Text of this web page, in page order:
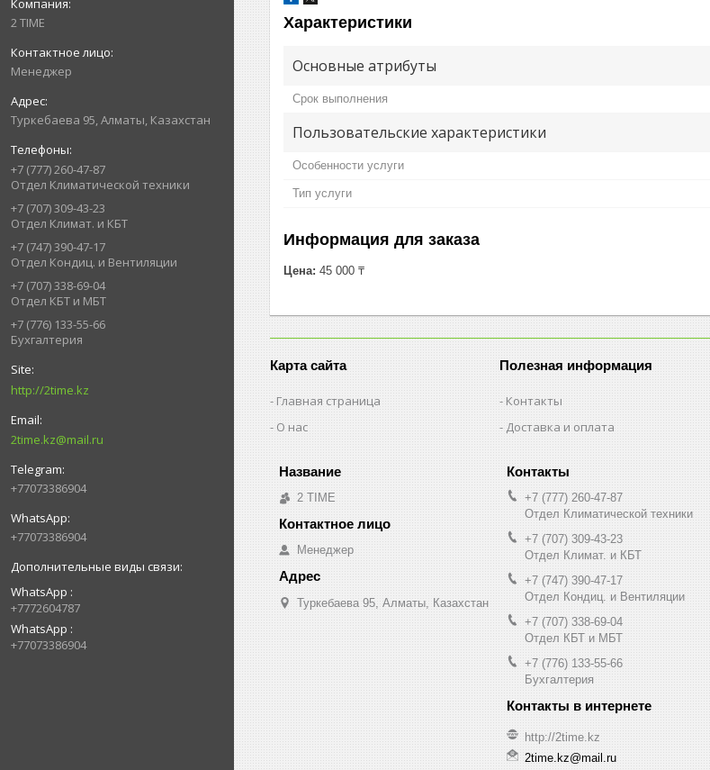
2 TIME
Менеджер
Туркебаева 95, Алматы, Казахстан
+7 (777) 260-47-87
Отдел Климатической техники
+7 (707) 309-43-23
Отдел Климат. и КБТ
+7 (747) 390-47-17
Отдел Кондиц. и Вентиляции
+7 (707) 338-69-04
Отдел КБТ и МБТ
+7 (776) 133-55-66
Бухгалтерия
http://2time.kz
2time.kz@mail.ru
+77073386904
+77073386904
WhatsApp
+7772604787
WhatsApp
+77073386904
Характеристики
Основные атрибуты
Срок выполнения
Пользовательские характеристики
Особенности услуги
Тип услуги
Информация для заказа
Цена: 45 000 ₸
Карта сайта
Главная страница
О нас
Полезная информация
Контакты
Доставка и оплата
2 TIME
Менеджер
Туркебаева 95, Алматы, Казахстан
+7 (777) 260-47-87
Отдел Климатической техники
+7 (707) 309-43-23
Отдел Климат. и КБТ
+7 (747) 390-47-17
Отдел Кондиц. и Вентиляции
+7 (707) 338-69-04
Отдел КБТ и МБТ
+7 (776) 133-55-66
Бухгалтерия
http://2time.kz
2time.kz@mail.ru